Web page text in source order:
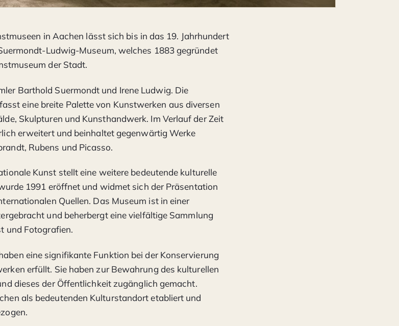
in Aachen lässt sich bis in das 19. Jahrhundert
Ludwig-Museum, welches 1883 gegründet
der Stadt.
Barthold Suermondt und Irene Ludwig. Die
eine breite Palette von Kunstwerken aus diversen
Skulpturen und Kunsthandwerk. Im Verlauf der Zeit
erweitert und beinhaltet gegenwärtig Werke
Rubens und Picasso.
Kunst stellt eine weitere bedeutende kulturelle
1991 eröffnet und widmet sich der Präsentation
Quellen. Das Museum ist in einer
und beherbergt eine vielfältige Sammlung
und Fotografien.
eine signifikante Funktion bei der Konservierung
erfüllt. Sie haben zur Bewahrung des kulturellen
dieses der Öffentlichkeit zugänglich gemacht.
als bedeutenden Kulturstandort etabliert und